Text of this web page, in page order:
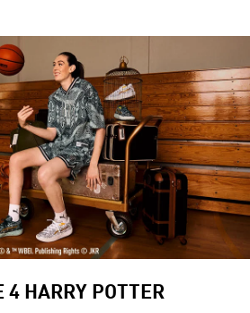
4 HARRY POTTER